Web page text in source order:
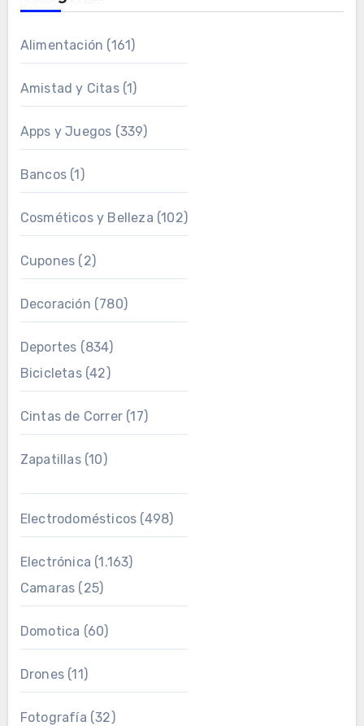
Alimentación (161)
Amistad y Citas(1)
Apps y Juegos (339)
Bancos(1)
Cosméticos y Belleza (102)
Cupones (2)
Decoración (780)
Deportes (834)
Bicicletas(42)
Cintas de Correr(17)
Zapatillas(10)
Electrodomésticos (498)
Electrónica (1.163)
Camaras (25)
Domotica (60)
Drones(11)
Fotografía (32)